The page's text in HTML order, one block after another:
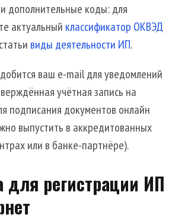
дополнительные коды: для
актуальный классификатор ОКВЭД
виды деятельности ИП.
ваш e-mail для уведомлений
учётная запись на
подписания документов онлайн
выпустить в аккредитованных
или в банке-партнёре).
для регистрации ИП